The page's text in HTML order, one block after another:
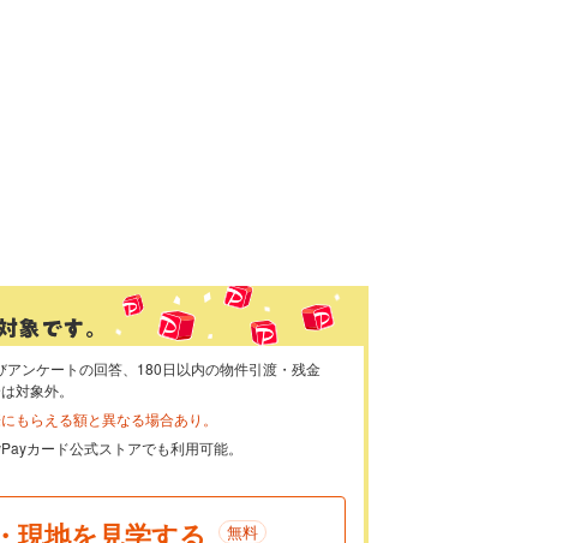
ンケートの回答、180日以内の物件引渡・残金
対象外。
もらえる額と異なる場合あり。
カード公式ストアでも利用可能。
現地を見学する 無料